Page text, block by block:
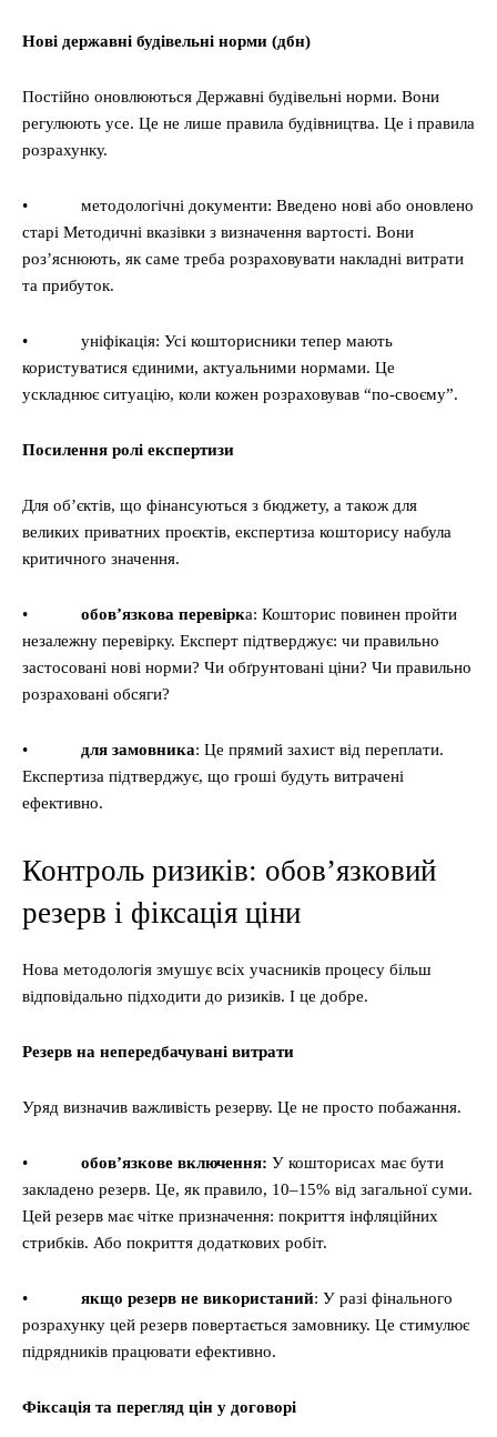
Нові державні будівельні норми (дбн)
Постійно оновлюються Державні будівельні норми. Вони
регулюють усе. Це не лише правила будівництва. Це і правила
розрахунку.
• методологічні документи: Введено нові або оновлено
старі Методичні вказівки з визначення вартості. Вони
роз’яснюють, як саме треба розраховувати накладні витрати
та прибуток.
• уніфікація: Усі кошторисники тепер мають
користуватися єдиними, актуальними нормами. Це
ускладнює ситуацію, коли кожен розраховував “по-своєму”.
Посилення ролі експертизи
Для об’єктів, що фінансуються з бюджету, а також для
великих приватних проєктів, експертиза кошторису набула
критичного значення.
• обов’язкова перевірка: Кошторис повинен пройти
незалежну перевірку. Експерт підтверджує: чи правильно
застосовані нові норми? Чи обґрунтовані ціни? Чи правильно
розраховані обсяги?
• для замовника: Це прямий захист від переплати.
Експертиза підтверджує, що гроші будуть витрачені
ефективно.
Контроль ризиків: обов’язковий
резерв і фіксація ціни
Нова методологія змушує всіх учасників процесу більш
відповідально підходити до ризиків. І це добре.
Резерв на непередбачувані витрати
Уряд визначив важливість резерву. Це не просто побажання.
• обов’язкове включення: У кошторисах має бути
закладено резерв. Це, як правило, 10–15% від загальної суми.
Цей резерв має чітке призначення: покриття інфляційних
стрибків. Або покриття додаткових робіт.
• якщо резерв не використаний: У разі фінального
розрахунку цей резерв повертається замовнику. Це стимулює
підрядників працювати ефективно.
Фіксація та перегляд цін у договорі